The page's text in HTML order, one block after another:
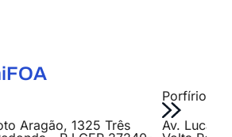
Aragão, 1325 Três
Porfírio
Av. Lucas